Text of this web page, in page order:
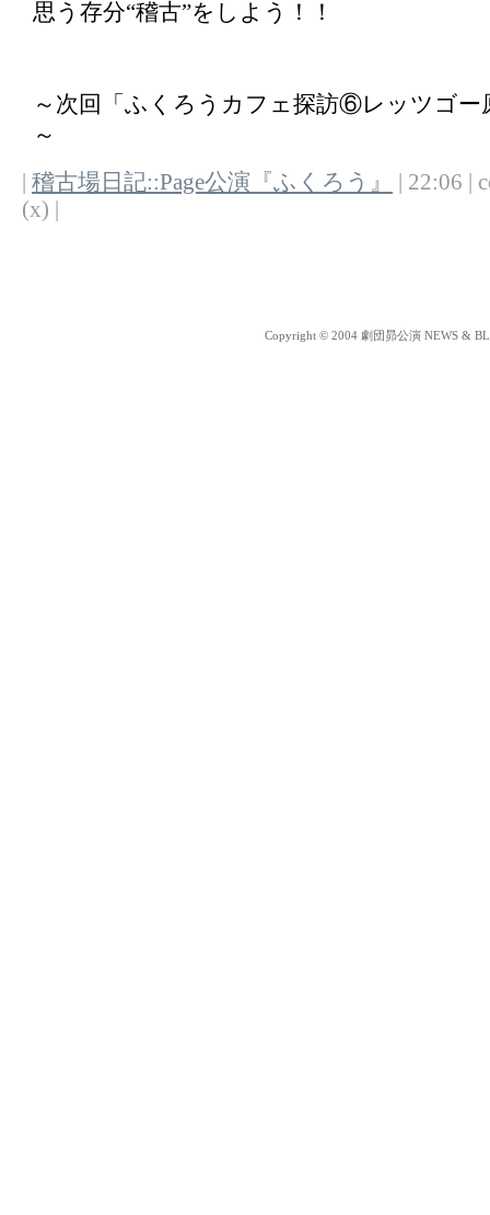
思う存分“稽古”をしよう！！
～次回「ふくろうカフェ探訪⑥レッツゴー
～
稽古場日記::Page公演『ふくろう』
| 22:06 |
(x) |
Copyright © 2004 劇団昴公演 NEWS &